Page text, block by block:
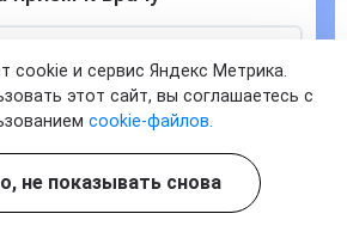
о конфиденциальности
данных
cookie и сервис Яндекс Метрика.
этот сайт, вы соглашаетесь с
cookie-файлов.
не показывать снова